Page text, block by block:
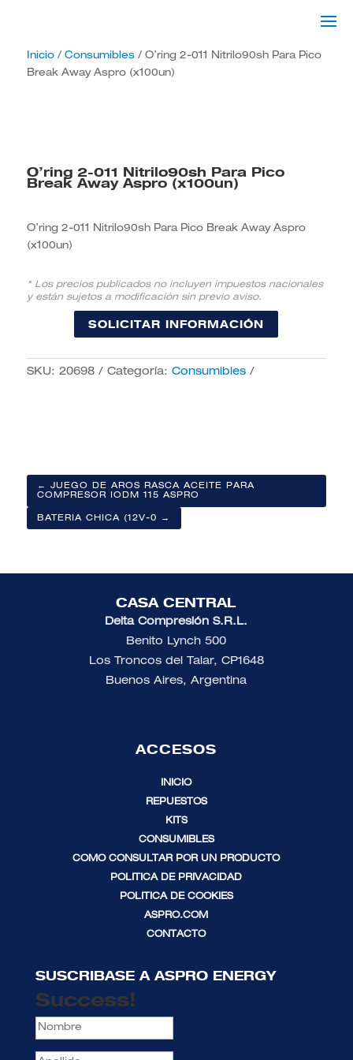
Inicio/ Consumibles/ O’ring 2-011 Nitrilo90sh Para Pico
Break Away Aspro (x100un)
O’ring 2-011 Nitrilo90sh Para Pico
Break Away Aspro (x100un)
O’ring 2-011 Nitrilo90sh Para Pico Break Away Aspro
(x100un)
* Los precios publicados no incluyen impuestos nacionales
y están sujetos a modificación sin previo aviso.
SOLICITAR INFORMACIÓN
SKU: 20698 Categoría: Consumibles
← JUEGO DE AROS RASCA ACEITE PARA
COMPRESOR IODM 115 ASPRO
BATERIA CHICA (12V-0 →
CASA CENTRAL
Delta Compresión S.R.L.
Benito Lynch 500
Los Troncos del Talar, CP1648
Buenos Aires, Argentina
ACCESOS
INICIO
REPUESTOS
KITS
CONSUMIBLES
COMO CONSULTAR POR UN PRODUCTO
POLITICA DE PRIVACIDAD
POLITICA DE COOKIES
ASPRO.COM
CONTACTO
SUSCRIBASE A ASPRO ENERGY
Success!